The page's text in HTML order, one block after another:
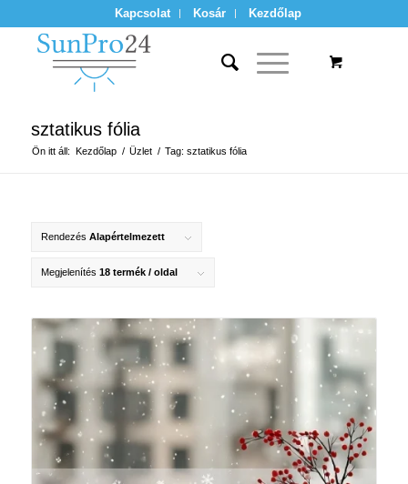
Kapcsolat Kosár Kezdőlap
sztatikus fólia
Ön itt áll: Kezdőlap / Üzlet / Tag: sztatikus fólia
Rendezés Alapértelmezett
Megjelenítés 18 termék / oldal